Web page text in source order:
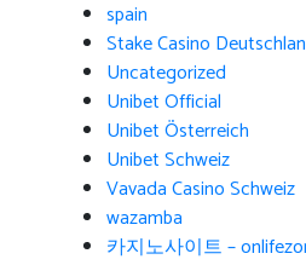
spain
Stake Casino
Uncategorized
Unibet Official
Unibet Österreich
Unibet Schweiz
Vavada Casino Schweiz
wazamba
카지노사이트 –